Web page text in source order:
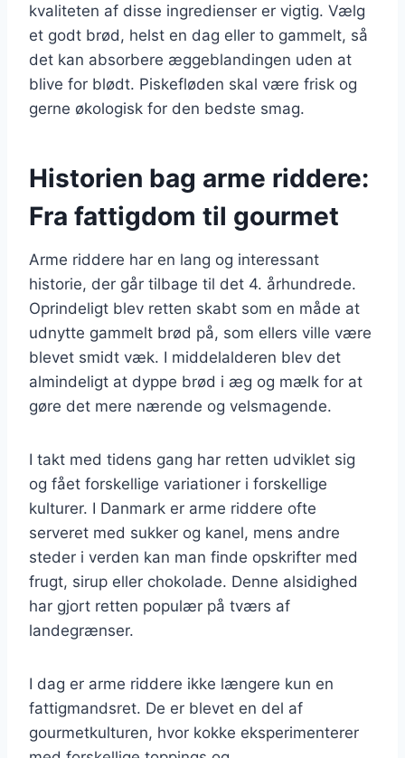
kvaliteten af disse ingredienser er vigtig. Vælg
et godt brød, helst en dag eller to gammelt, så
det kan absorbere æggeblandingen uden at
blive for blødt. Piskefløden skal være frisk og
gerne økologisk for den bedste smag.
Historien bag arme riddere:
Fra fattigdom til gourmet
Arme riddere har en lang og interessant
historie, der går tilbage til det 4. århundrede.
Oprindeligt blev retten skabt som en måde at
udnytte gammelt brød på, som ellers ville være
blevet smidt væk. I middelalderen blev det
almindeligt at dyppe brød i æg og mælk for at
gøre det mere nærende og velsmagende.
I takt med tidens gang har retten udviklet sig
og fået forskellige variationer i forskellige
kulturer. I Danmark er arme riddere ofte
serveret med sukker og kanel, mens andre
steder i verden kan man finde opskrifter med
frugt, sirup eller chokolade. Denne alsidighed
har gjort retten populær på tværs af
landegrænser.
I dag er arme riddere ikke længere kun en
fattigmandsret. De er blevet en del af
gourmetkulturen, hvor kokke eksperimenterer